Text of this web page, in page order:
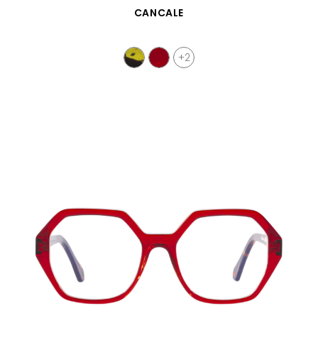
APERÇU RAPIDE
CANCALE
+2